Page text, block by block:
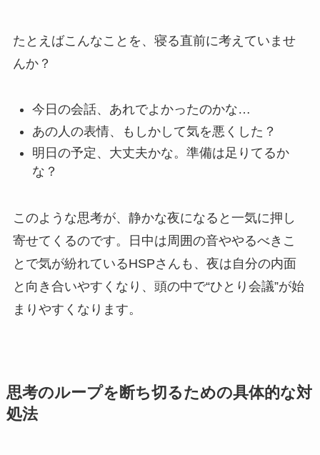
たとえばこんなことを、寝る直前に考えていませ
んか？
今日の会話、あれでよかったのかな…
あの人の表情、もしかして気を悪くした？
明日の予定、大丈夫かな。準備は足りてるか
な？
このような思考が、静かな夜になると一気に押し
寄せてくるのです。日中は周囲の音ややるべきこ
とで気が紛れているHSPさんも、夜は自分の内面
と向き合いやすくなり、頭の中で“ひとり会議”が始
まりやすくなります。
思考のループを断ち切るための具体的な対
処法